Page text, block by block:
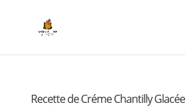
Recette de Créme Chantilly